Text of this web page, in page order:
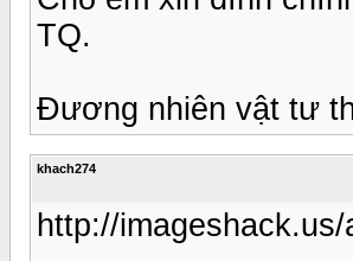
TQ.
Đương nhiên vật tư
khach274
http://